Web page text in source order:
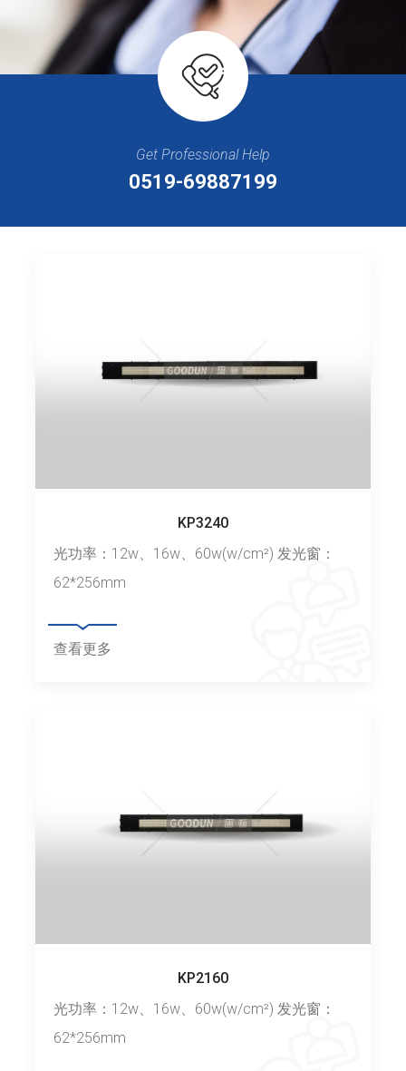
Get Professional Help
0519-69887199
KP3240
光功率：12w、16w、60w(w/cm²) 发光窗：
62*256mm
查看更多
KP2160
光功率：12w、16w、60w(w/cm²) 发光窗：
62*256mm